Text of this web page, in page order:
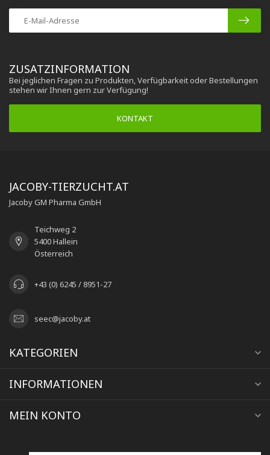
ZUSATZINFORMATION
Bei jeglichen Fragen zu Produkten, Verfügbarkeit oder Bestellungen
stehen wir Ihnen gern zur Verfügung!
KONTAKT
JACOBY-TIERZUCHT.AT
Jacoby GM Pharma GmbH
Teichweg 2
5400 Hallein
Österreich
+43 (0) 6245 / 8951-27
seec@jacoby.at
KATEGORIEN
INFORMATIONEN
MEIN KONTO